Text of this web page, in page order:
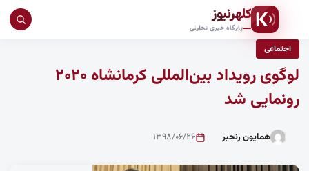
کلهرنیوز
پایگاه خبری تحلیلی
اجتماعی
لوگوی رویداد بین‌المللی کرمانشاه ۲۰۲۰
رونمایی شد
همایون رنجبر ۱۳۹۸/۰۶/۲۶